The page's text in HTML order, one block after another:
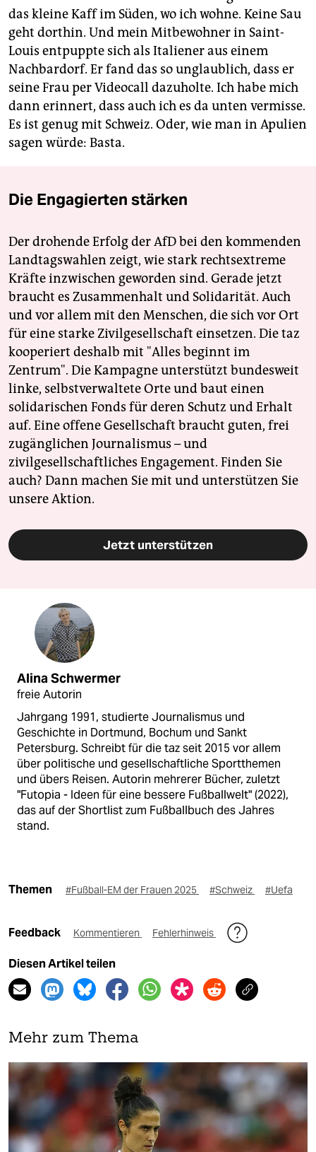
das kleine Kaff im Süden, wo ich wohne. Keine Sau
geht dorthin. Und mein Mitbewohner in Saint-
Louis entpuppte sich als Italiener aus einem
Nachbardorf. Er fand das so unglaublich, dass er
seine Frau per Videocall dazuholte. Ich habe mich
dann erinnert, dass auch ich es da unten vermisse.
Es ist genug mit Schweiz. Oder, wie man in Apulien
sagen würde: Basta.
Die Engagierten stärken
Der drohende Erfolg der AfD bei den kommenden
Landtagswahlen zeigt, wie stark rechtsextreme
Kräfte inzwischen geworden sind. Gerade jetzt
braucht es Zusammenhalt und Solidarität. Auch
und vor allem mit den Menschen, die sich vor Ort
für eine starke Zivilgesellschaft einsetzen. Die taz
kooperiert deshalb mit "Alles beginnt im
Zentrum". Die Kampagne unterstützt bundesweit
linke, selbstverwaltete Orte und baut einen
solidarischen Fonds für deren Schutz und Erhalt
auf. Eine offene Gesellschaft braucht guten, frei
zugänglichen Journalismus – und
zivilgesellschaftliches Engagement. Finden Sie
auch? Dann machen Sie mit und unterstützen Sie
unsere Aktion.
Jetzt unterstützen
Alina Schwermer
freie Autorin
Jahrgang 1991, studierte Journalismus und
Geschichte in Dortmund, Bochum und Sankt
Petersburg. Schreibt für die taz seit 2015 vor allem
über politische und gesellschaftliche Sportthemen
und übers Reisen. Autorin mehrerer Bücher, zuletzt
"Futopia - Ideen für eine bessere Fußballwelt" (2022),
das auf der Shortlist zum Fußballbuch des Jahres
stand.
Themen #Fußball-EM der Frauen 2025 #Schweiz #Uefa
Feedback Kommentieren Fehlerhinweis
Diesen Artikel teilen
Mehr zum Thema